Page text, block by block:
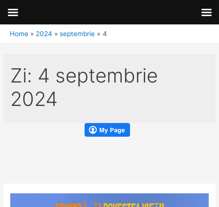
Home 2024 septembrie 4
Zi: 4 septembrie
2024